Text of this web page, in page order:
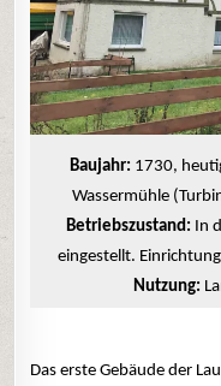
Baujahr: 1730,
Wassermühle
Betriebszustand: In
eingestellt.
Nutzung:
Das erste Gebäude der